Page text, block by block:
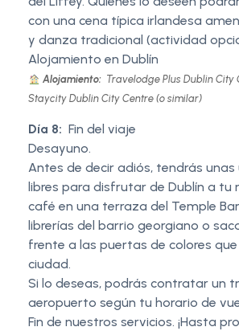
con una cena típica irlandesa
y danza tradicional (actividad
Alojamiento en Dublín
Alojamiento: Travelodge Plus Dublin City
Staycity Dublin City Centre (o similar)
Día 8: Fin del viaje
Desayuno.
Antes de decir adiós, tendrás
libres para disfrutar de Dublín a tu
café en una terraza del Temple
librerías del barrio georgiano o
frente a las puertas de colores
ciudad.
Si lo deseas, podrás contratar un
aeropuerto según tu horario de
Fin de nuestros servicios. ¡Hasta